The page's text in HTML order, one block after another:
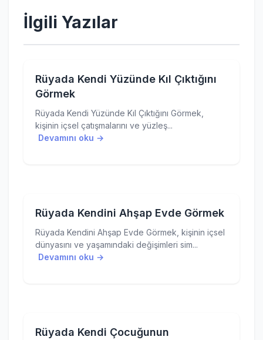
İlgili Yazılar
Rüyada Kendi Yüzünde Kıl Çıktığını
Görmek
Rüyada Kendi Yüzünde Kıl Çıktığını Görmek,
kişinin içsel çatışmalarını ve yüzleş...
Devamını oku →
Rüyada Kendini Ahşap Evde Görmek
Rüyada Kendini Ahşap Evde Görmek, kişinin içsel
dünyasını ve yaşamındaki değişimleri sim...
Devamını oku →
Rüyada Kendi Çocuğunun